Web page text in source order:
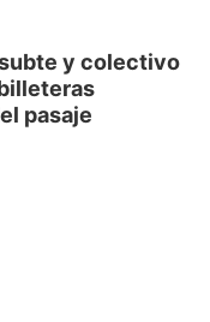
y colectivo
pasaje